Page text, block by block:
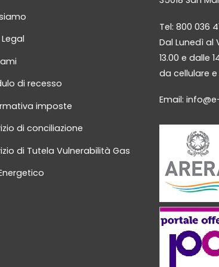
di recesso
imposte
di conciliazione
di Tutela Vulnerabilità Gas
Tel: 800 036
Dal Lunedì al
13.00 e dalle
da cellulare
Email: